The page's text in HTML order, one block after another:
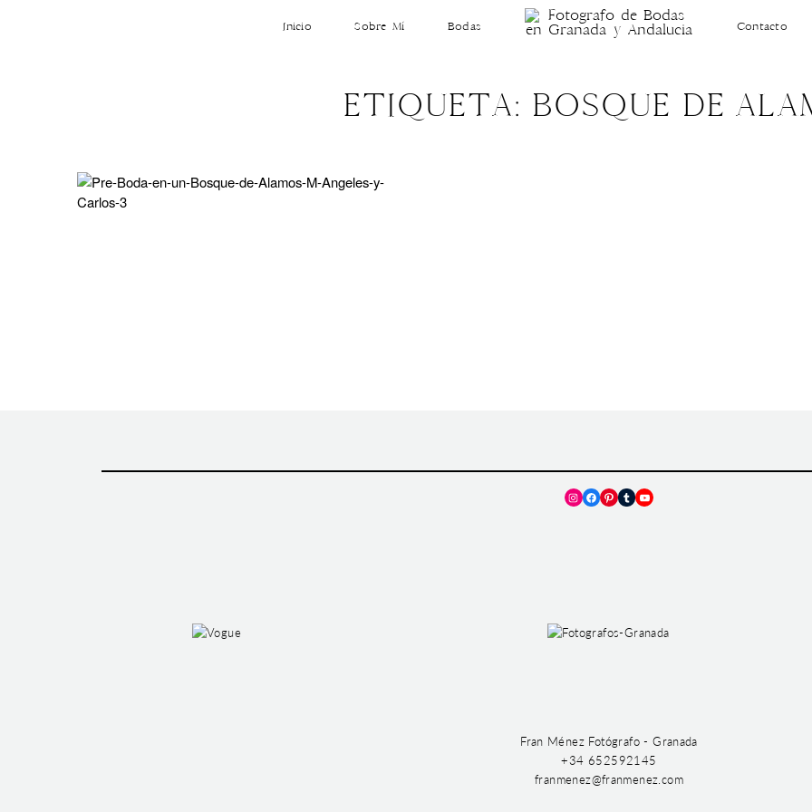
Inicio Sobre Mí Bodas Contacto
ETIQUETA: BOSQUE DE
Instagram
Facebook
Pinterest
TumblrYouTube
Fran Ménez Fotógrafo - Granada
+34 652592145
franmenez@franmenez.com